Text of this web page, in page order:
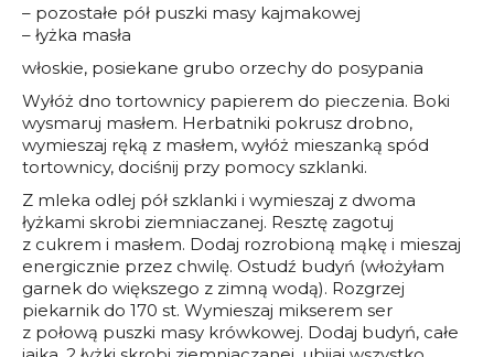
– pozostałe pół puszki masy kajmakowej
– łyżka masła
włoskie, posiekane grubo orzechy do posypania
Wyłóż dno tortownicy papierem do pieczenia. Boki
wysmaruj masłem. Herbatniki pokrusz drobno,
wymieszaj ręką z masłem, wyłóż mieszanką spód
tortownicy, dociśnij przy pomocy szklanki.
Z mleka odlej pół szklanki i wymieszaj z dwoma
łyżkami skrobi ziemniaczanej. Resztę zagotuj
z cukrem i masłem. Dodaj rozrobioną mąkę i mieszaj
energicznie przez chwilę. Ostudź budyń (włożyłam
garnek do większego z zimną wodą). Rozgrzej
piekarnik do 170 st. Wymieszaj mikserem ser
z połową puszki masy krówkowej. Dodaj budyń, całe